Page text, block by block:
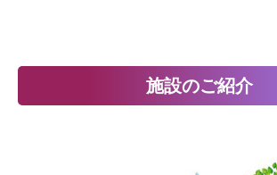
施設のご紹介